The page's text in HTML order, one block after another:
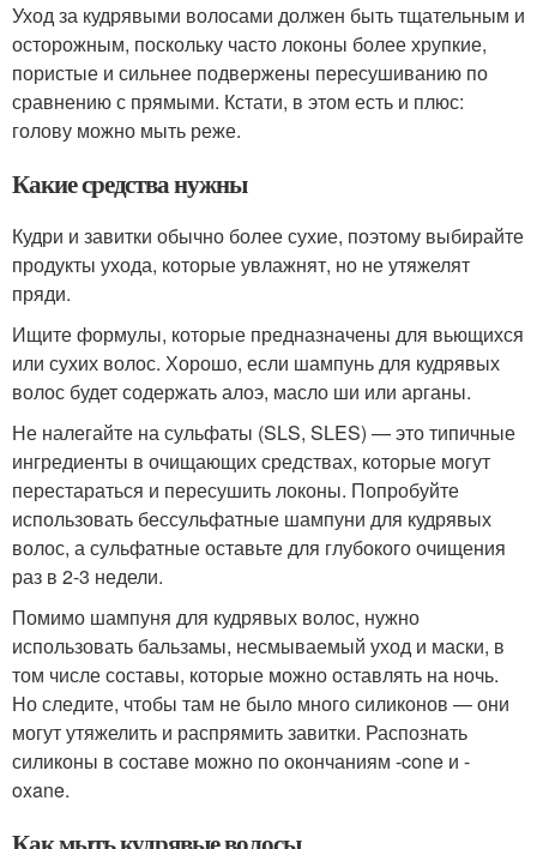
Уход за кудрявыми волосами должен быть тщательным и
осторожным, поскольку часто локоны более хрупкие,
пористые и сильнее подвержены пересушиванию по
сравнению с прямыми. Кстати, в этом есть и плюс:
голову можно мыть реже.
Какие средства нужны
Кудри и завитки обычно более сухие, поэтому выбирайте
продукты ухода, которые увлажнят, но не утяжелят
пряди.
Ищите формулы, которые предназначены для вьющихся
или сухих волос. Хорошо, если шампунь для кудрявых
волос будет содержать алоэ, масло ши или арганы.
Не налегайте на сульфаты (SLS, SLES) — это типичные
ингредиенты в очищающих средствах, которые могут
перестараться и пересушить локоны. Попробуйте
использовать бессульфатные шампуни для кудрявых
волос, а сульфатные оставьте для глубокого очищения
раз в 2-3 недели.
Помимо шампуня для кудрявых волос, нужно
использовать бальзамы, несмываемый уход и маски, в
том числе составы, которые можно оставлять на ночь.
Но следите, чтобы там не было много силиконов — они
могут утяжелить и распрямить завитки. Распознать
силиконы в составе можно по окончаниям -cone и -
oxane.